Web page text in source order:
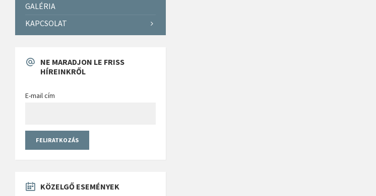
GALÉRIA
KAPCSOLAT
NE MARADJON LE FRISS
HÍREINKRŐL
E-mail cím
KÖZELGŐ ESEMÉNYEK